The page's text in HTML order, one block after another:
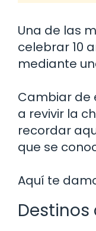
Una de las
celebrar 10
mediante
Cambiar de
a revivir la
recordar
que se
Aquí te
Destinos